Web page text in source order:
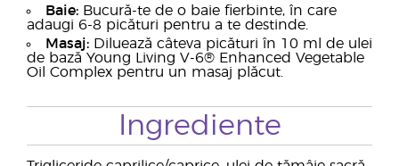
Baie: Bucură-te de o baie fierbinte, în care
adaugi 6-8 picături pentru a te destinde.
Masaj: Diluează câteva picături în 10 ml de ulei
de bază Young Living V-6® Enhanced Vegetable
Oil Complex pentru un masaj plăcut.
Ingrediente